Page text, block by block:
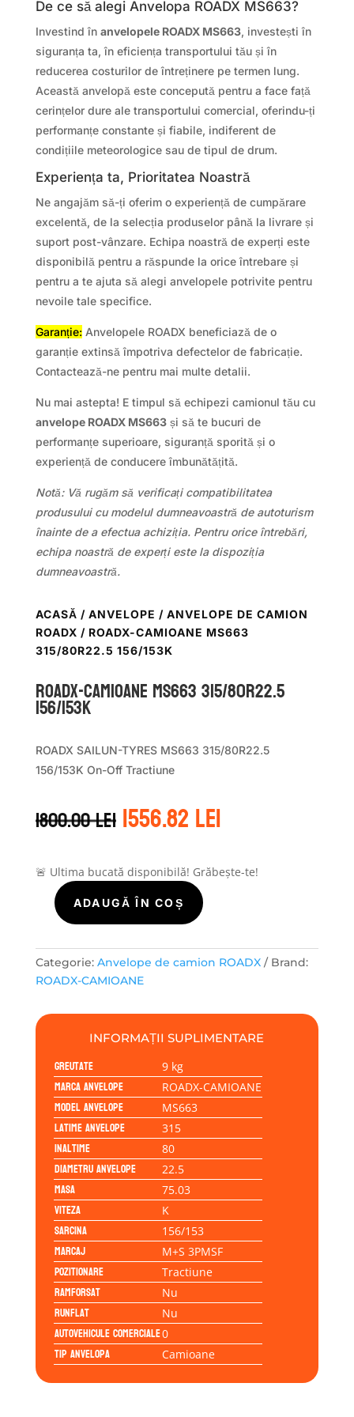
De ce să alegi Anvelopa ROADX MS663?
Investind în anvelopele ROADX MS663, investești în
siguranța ta, în eficiența transportului tău și în
reducerea costurilor de întreținere pe termen lung.
Această anvelopă este concepută pentru a face față
cerințelor dure ale transportului comercial, oferindu-ți
performanțe constante și fiabile, indiferent de
condițiile meteorologice sau de tipul de drum.
Experiența ta, Prioritatea Noastră
Ne angajăm să-ți oferim o experiență de cumpărare
excelentă, de la selecția produselor până la livrare și
suport post-vânzare. Echipa noastră de experți este
disponibilă pentru a răspunde la orice întrebare și
pentru a te ajuta să alegi anvelopele potrivite pentru
nevoile tale specifice.
Garanție: Anvelopele ROADX beneficiază de o
garanție extinsă împotriva defectelor de fabricație.
Contactează-ne pentru mai multe detalii.
Nu mai astepta! E timpul să echipezi camionul tău cu
anvelope ROADX MS663și să te bucuri de
performanțe superioare, siguranță sporită și o
experiență de conducere îmbunătățită.
Notă: Vă rugăm să verificați compatibilitatea
produsului cu modelul dumneavoastră de autoturism
înainte de a efectua achiziția. Pentru orice întrebări,
echipa noastră de experți este la dispoziția
dumneavoastră.
ACASĂ / ANVELOPE / ANVELOPE DE CAMION
ROADX / ROADX-CAMIOANE MS663
315/80R22.5 156/153K
ROADX-CAMIOANE MS663 315/80R22.5
156/153K
ROADX SAILUN-TYRES MS663 315/80R22.5
156/153K On-Off Tractiune
1800.00lei Prețul
inițial
fost:
1800.00 lei.
1556.82leiPrețul
curent
1556.82 lei.
🚨 Ultima bucată disponibilă! Grăbește-te!
Cantitate
CAMIOANE
MS663
315/80R22.5
ADAUGĂ ÎN COȘ
Categorie: Anvelope de camion ROADX
Brand:
ROADX-CAMIOANE
INFORMAȚII SUPLIMENTARE
Greutate 9 kg
Marca anvelope ROADX-CAMIOANE
Model anvelope MS663
Latime anvelope 315
Inaltime 80
Diametru anvelope 22.5
Masa 75.03
Viteza K
Sarcina 156/153
Marcaj M+S 3PMSF
Pozitionare Tractiune
Ramforsat Nu
Runflat Nu
Autovehicule comerciale0
Tip anvelopa Camioane